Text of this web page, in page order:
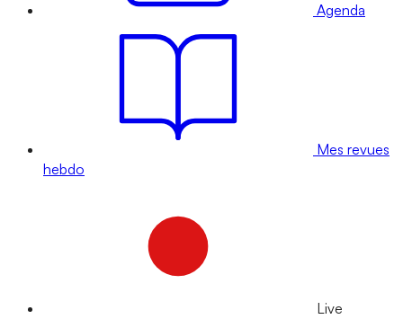
Agenda
Mes revues
hebdo
Live